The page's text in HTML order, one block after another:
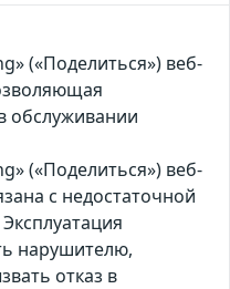
(«Поделиться») веб-
обслуживании
(«Поделиться») веб-
с недостаточной
нарушителю,
отказ в